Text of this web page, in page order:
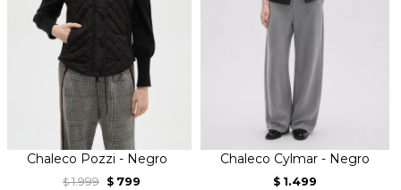
Chaleco Pozzi - Negro
$ 1.999 $ 799
Chaleco Cylmar - Negro
$ 1.499